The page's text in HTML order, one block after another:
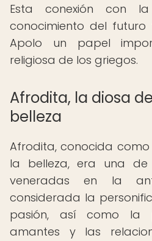
Esta conexión con
conocimiento del
Apolo un papel
religiosa de los griegos.
Afrodita, la diosa
belleza
Afrodita, conocida
la belleza, era una
veneradas en la
considerada la
pasión, así como la
amantes y las